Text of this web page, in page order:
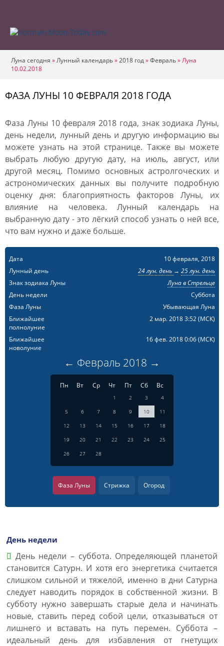
Луна сегодня »Лунный календарь»2018 год»Февраль»Луна
10.02.2018
ФАЗА ЛУНЫ 10 ФЕВРАЛЯ 2018 ГОДА
Фаза Луны 10 февраля 2018 года, знак зодиака Луны,
день недели, лунный день и другую информацию вы
можете узнать на этой странице. Также вы можете
выбрать любую другую дату, на июль, август, или
другой месяц. Помимо основных астролгоческих и
астрономических данных вы получите подробную
оценку дня: благоприятность факторов Луны, их
влияние на человека. Лунный календарь на
выбранную дату - это лёгкий способ узнать о ней все,
что вам нужно и даже больше.
Дата
10 февраля, 2018
Лунный день
24 лун. день → 25 лун. день
Знак зодиака Луны
Луна в Стрельце
День недели
Суббота
Фаза Луны
Убывающая Луна
Ближайшее
полнолуние
2 мар. 2018 3:52(МСК)
Ближайшее
новолуние
16 фев. 2018 0:06(МСК)
← Февраль 2018 →
Пн Вт Ср Чт Пт Сб Вс
1 2 3
4
5
6 7 8 9 10
11
12
13 14 15 16 17
18
19
20 21 22 23 24
25
26
27 28
Фаза Луны Стрижка Огород
День недели
День недели – суббота. Определяющей планетой
становится Сатурн. И хотя его энергетика считается
слишком сильной и тяжелой, именно в дни Сатурна
следует наводить порядок в собственной жизни. В
субботу нужно завершать старые дела и начинать
новые, ставить перед собой цели, отказываться от
лишнего и вставать на путь перемен. Суббота –
идеальный день для избавления от гнетущих